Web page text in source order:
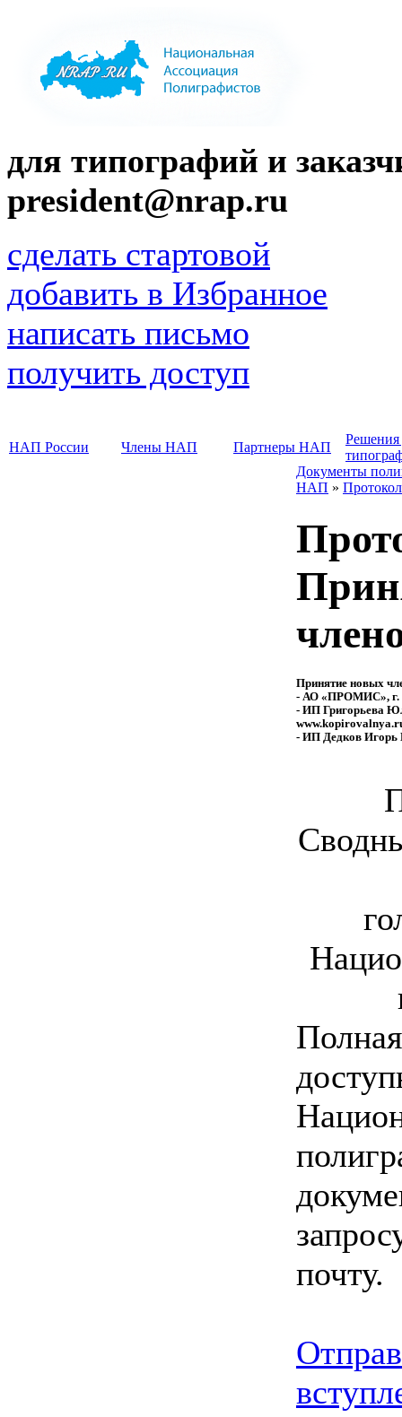
для типографий и
president@nrap.ru
сделать стартовой
добавить в Избранное
написать письмо
получить доступ
НАП России Члены НАП Партнеры НАП
Решения
Документы
НАП »
Принятие новых
- АО «ПРОМИС», г.
- ИП Григорьева
- ИП Дедков Игорь
почту.